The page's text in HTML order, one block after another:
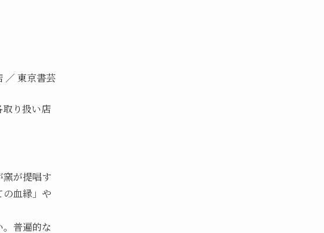
／ 東京書芸
取り扱い店
が提唱す
血縁」や
普遍的な